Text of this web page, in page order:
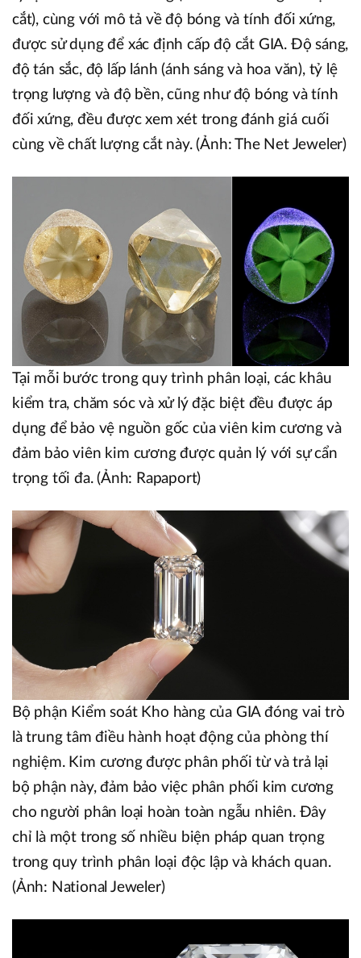
cắt), cùng với mô tả về độ bóng và tính đối xứng,
được sử dụng để xác định cấp độ cắt GIA. Độ sáng,
độ tán sắc, độ lấp lánh (ánh sáng và hoa văn), tỷ lệ
trọng lượng và độ bền, cũng như độ bóng và tính
đối xứng, đều được xem xét trong đánh giá cuối
cùng về chất lượng cắt này. (Ảnh: The Net Jeweler)
Tại mỗi bước trong quy trình phân loại, các khâu
kiểm tra, chăm sóc và xử lý đặc biệt đều được áp
dụng để bảo vệ nguồn gốc của viên kim cương và
đảm bảo viên kim cương được quản lý với sự cẩn
trọng tối đa. (Ảnh: Rapaport)
Bộ phận Kiểm soát Kho hàng của GIA đóng vai trò
là trung tâm điều hành hoạt động của phòng thí
nghiệm. Kim cương được phân phối từ và trả lại
bộ phận này, đảm bảo việc phân phối kim cương
cho người phân loại hoàn toàn ngẫu nhiên. Đây
chỉ là một trong số nhiều biện pháp quan trọng
trong quy trình phân loại độc lập và khách quan.
(Ảnh: National Jeweler)